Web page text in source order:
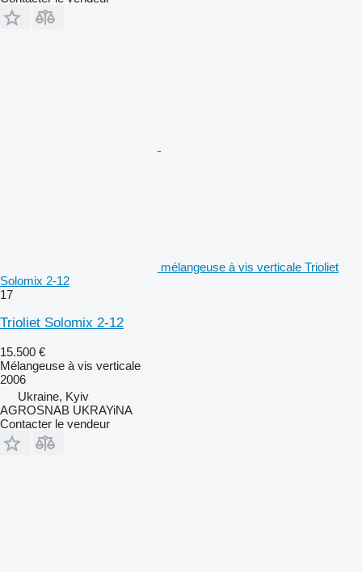
mélangeuse à vis verticale Trioliet
Solomix 2-12
17
Trioliet Solomix 2-12
15.500 €
Mélangeuse à vis verticale
2006
Ukraine, Kyiv
AGROSNAB UKRAYiNA
Contacter le vendeur